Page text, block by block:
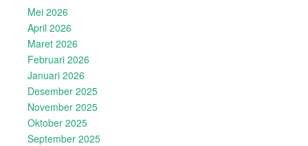
Mei 2026
April 2026
Maret 2026
Februari 2026
Januari 2026
Desember 2025
November 2025
Oktober 2025
September 2025